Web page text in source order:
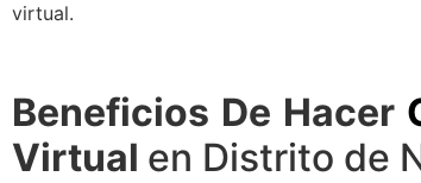
virtual.
Beneficios De Hacer
Virtual en Distrito de